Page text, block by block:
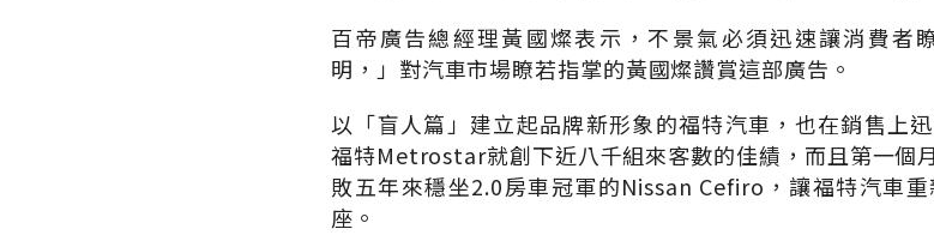
百帝廣告總經理黃國燦表示，不景氣必須迅速讓消費者
明，」對汽車市場瞭若指掌的黃國燦讚賞這部廣告。
以「盲人篇」建立起品牌新形象的福特汽車，也在銷售上
福特Metrostar就創下近八千組來客數的佳績，而且第一個
敗五年來穩坐2.0房車冠軍的Nissan Cefiro，讓福特汽車
座。